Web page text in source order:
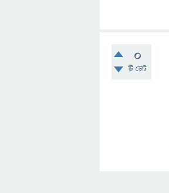
0
টি ভোট